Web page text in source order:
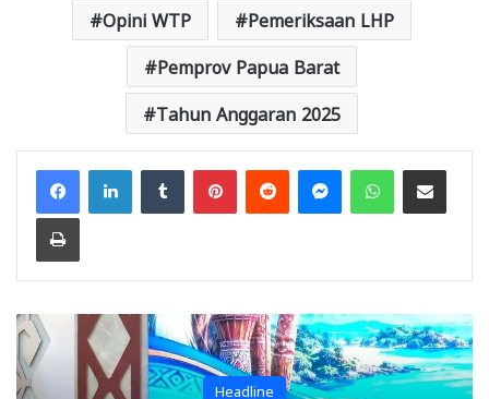
Opini WTP Pemeriksaan LHP
Pemprov Papua Barat
Tahun Anggaran 2025
FacebookLinkedInTumblr PinterestReddit MessengerWhatsAppShare via Email
Print
Headline